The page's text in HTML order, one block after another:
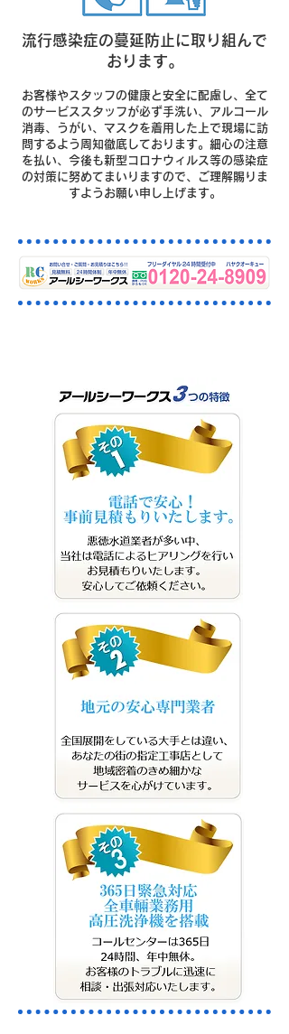
流行感染症の蔓延防止に取り組んで
おります。
お客様やスタッフの健康と安全に配慮し、全て
のサービススタッフが必ず手洗い、アルコール
消毒、うがい、マスクを着用した上で現場に訪
問するよう周知徹底しております。細心の注意
を払い、今後も新型コロナウィルス等の感染症
の対策に努めてまいりますので、ご理解賜りま
すようお願い申し上げます。